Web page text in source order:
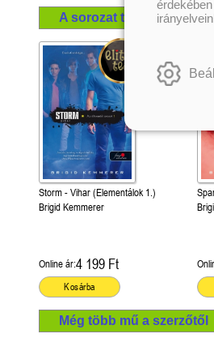
A sorozat további
Storm - Vihar (Elementálok 1.)
Brigid Kemmerer
Online ár:4 199 Ft
Kosárba
Még több mű a szerzőtől